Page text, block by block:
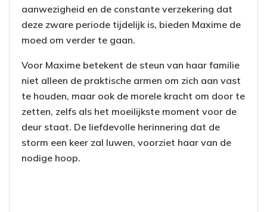
aanwezigheid en de constante verzekering dat
deze zware periode tijdelijk is, bieden Maxime de
moed om verder te gaan.
Voor Maxime betekent de steun van haar familie
niet alleen de praktische armen om zich aan vast
te houden, maar ook de morele kracht om door te
zetten, zelfs als het moeilijkste moment voor de
deur staat. De liefdevolle herinnering dat de
storm een keer zal luwen, voorziet haar van de
nodige hoop.